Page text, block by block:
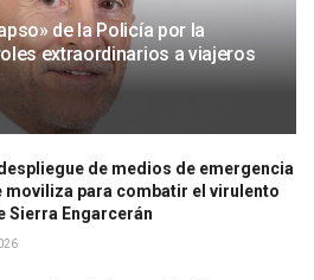
de la Policía por la
extraordinarios a viajeros
de medios de emergencia
moviliza para combatir el virulento
Sierra Engarcerán